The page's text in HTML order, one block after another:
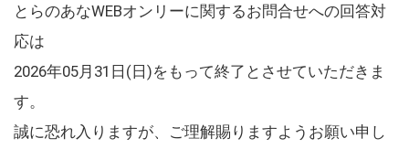
とらのあなWEBオンリーに関するお問合せへの回答対
応は
2026年05月31日(日)をもって終了とさせていただきま
す。
誠に恐れ入りますが、ご理解賜りますようお願い申し